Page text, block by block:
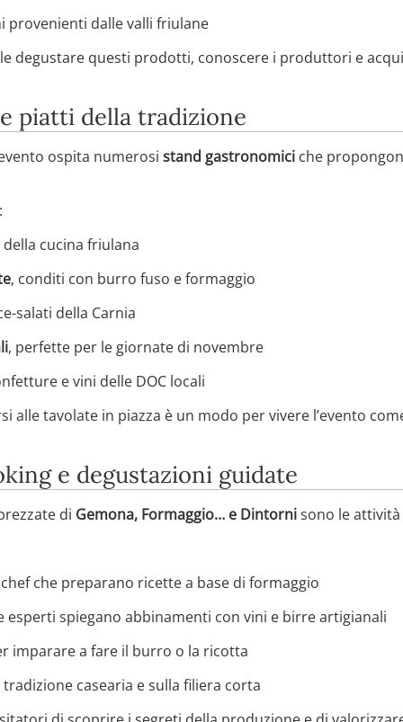
provenienti dalle valli friulane
degustare questi prodotti, conoscere i produttori e
piatti della tradizione
ospita numerosi stand gastronomici che
cucina friulana
, conditi con burro fuso e formaggio
salati della Carnia
, perfette per le giornate di novembre
e vini delle DOC locali
alle tavolate in piazza è un modo per vivere l’evento
e degustazioni guidate
di Gemona, Formaggio… e Dintornisono le
che preparano ricette a base di formaggio
esperti spiegano abbinamenti con vini e birre artigianali
imparare a fare il burro o la ricotta
casearia e sulla filiera corta